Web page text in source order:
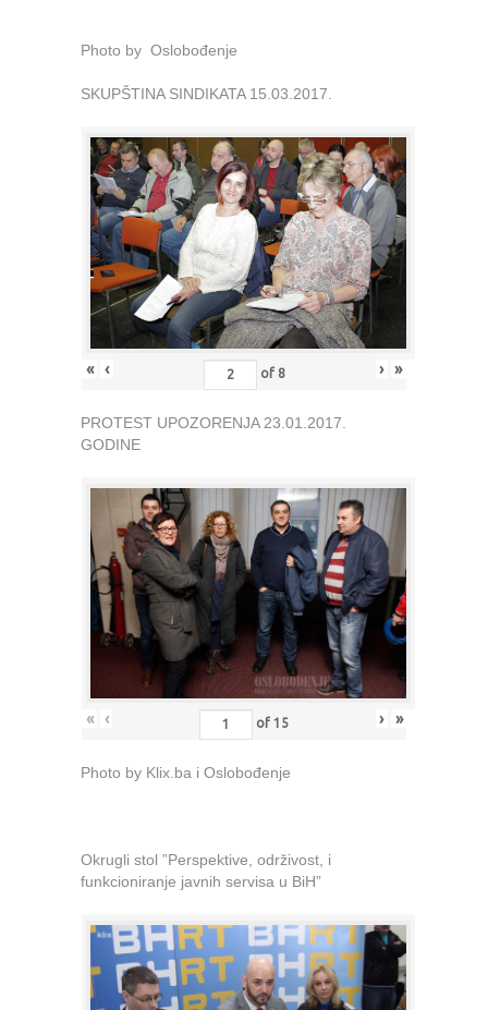
Photo by Oslobođenje
SKUPŠTINA SINDIKATA 15.03.2017.
« ‹ of 8 › »
PROTEST UPOZORENJA 23.01.2017.
GODINE
« ‹ of 15 › »
Photo by Klix.ba i Oslobođenje
Okrugli stol ”Perspektive, održivost, i
funkcioniranje javnih servisa u BiH”